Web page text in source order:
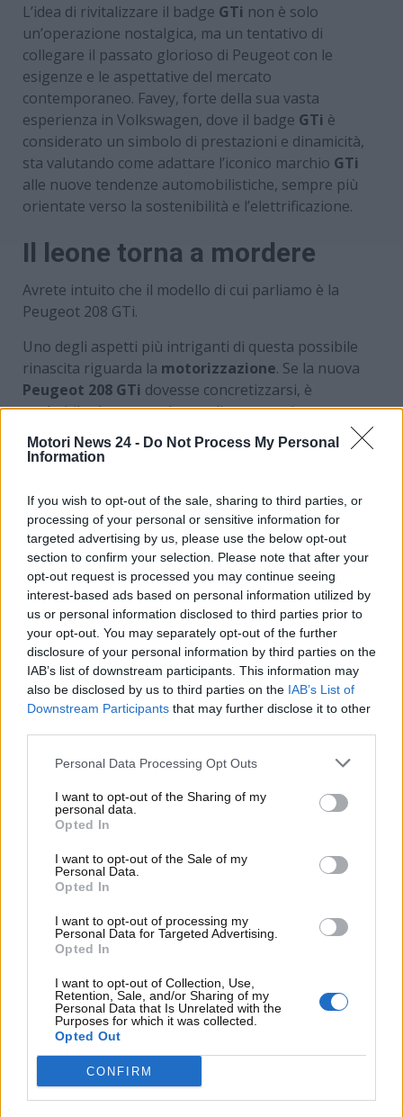
Motori News 24 - Do Not Process My Personal
Information
If you wish to opt-out of the sale, sharing to third parties, or
processing of your personal or sensitive information for
targeted advertising by us, please use the below opt-out
section to confirm your selection. Please note that after your
opt-out request is processed you may continue seeing
interest-based ads based on personal information utilized by
us or personal information disclosed to third parties prior to
your opt-out. You may separately opt-out of the further
disclosure of your personal information by third parties on the
IAB’s list of downstream participants. This information may
also be disclosed by us to third parties on the IAB’s List of
Downstream Participants that may further disclose it to other
Personal Data Processing Opt Outs
I want to opt-out of the Sharing of my
personal data.
Opted In
I want to opt-out of the Sale of my
Personal Data.
Opted In
I want to opt-out of processing my
Personal Data for Targeted Advertising.
Opted In
I want to opt-out of Collection, Use,
Retention, Sale, and/or Sharing of my
Personal Data that Is Unrelated with the
Purposes for which it was collected.
Opted Out
CONFIRM
L’idea di rivitalizzare il badge GTi non è solo
un’operazione nostalgica, ma un tentativo di
collegare il passato glorioso di Peugeot con le
esigenze e le aspettative del mercato
contemporaneo. Favey, forte della sua vasta
esperienza in Volkswagen, dove il badge GTi è
considerato un simbolo di prestazioni e dinamicità,
sta valutando come adattare l’iconico marchio GTi
alle nuove tendenze automobilistiche, sempre più
orientate verso la sostenibilità e l’elettrificazione.
Il leone torna a mordere
Avrete intuito che il modello di cui parliamo è la
Peugeot 208 GTi.
Uno degli aspetti più intriganti di questa possibile
rinascita riguarda la motorizzazione. Se la nuova
Peugeot 208 GTi dovesse concretizzarsi, è
probabile che venga dotata di un propulsore
elettrico, in linea con le attuali tendenze del settore
automobilistico che mirano a ridurre le emissioni di
Non è un caso che Favey stia considerando una
versione elettrica del modello, simile a quanto fatto
da altri marchi, come i modelli Abarth 600e ed Alfa
Romeo Junior Veloce Questi modelli hanno saputo
coniugare prestazioni elevate e rispetto per
l’ambiente.
Si stima che una nuova208 GTi elettricapotrebbe
sviluppare una potenza compresa tra i240 e i 280
CV, posizionandosi così competitivamente nel
segmento delle city car sportive. In questo modo,
Questi modelli, nonostante le loro sfide, hanno
suscitato grande interesse tra gli appassionati.
Anche le atteseCupra Raval
Volkswagen ID.2 GTI
rappresentano una sfida per Peugeot, che non può
permettersi di rimanere indietro in un mercato in
continua evoluzione.
Un Ritorno al Passato: La
Peugeot 205
Alain Favey non sta solo riflettendo sul futuro della
208 GTi, ma anche su un possibile ritorno della
Peugeot 205, un altro modello iconico che ha
lasciato un segno indelebile nella storia dell’auto. La
205, lanciata nei primi anni ’80, è stata un vero e
proprio fenomeno di massa, capace di conquistare il